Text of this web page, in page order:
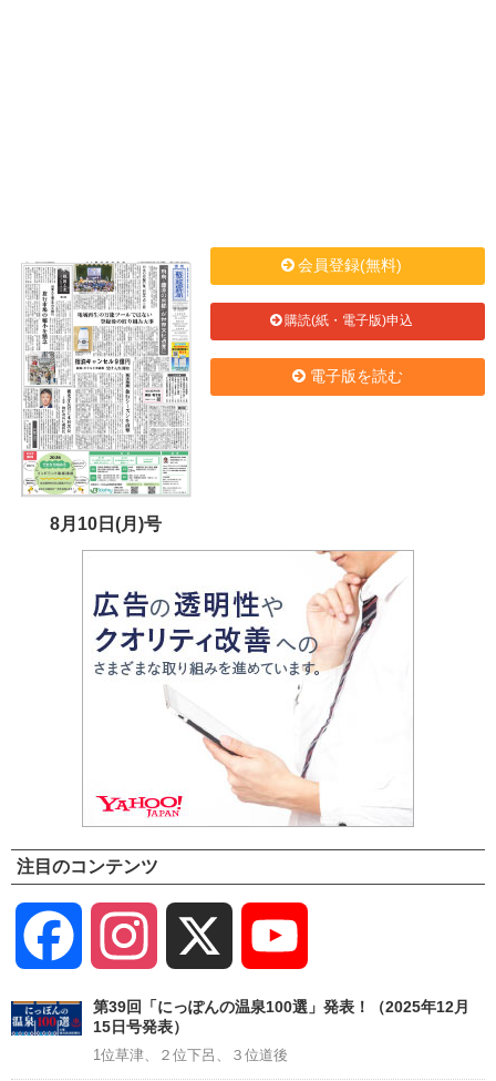
8月10日(月)号
会員登録(無料)
購読(紙・電子版)申込
電子版を読む
注目のコンテンツ
Facebook Instagram
Channel
第39回「にっぽんの温泉100選」発表！（2025年12月
15日号発表）
1位草津、２位下呂、３位道後